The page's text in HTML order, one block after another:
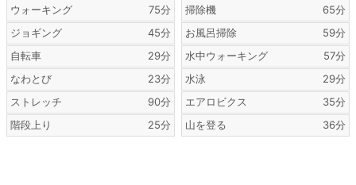
ウォーキング
75分
ジョギング
45分
自転車
29分
なわとび
23分
ストレッチ
90分
階段上り
25分
掃除機
65分
お風呂掃除
59分
水中ウォーキング
57分
水泳
29分
エアロビクス
35分
山を登る
36分